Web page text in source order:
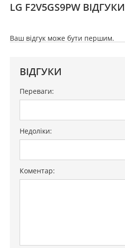
LG F2V5GS9PW ВІДГУКИ
Ваш відгук може бути першим.
ВІДГУКИ
Переваги:
Недоліки:
Коментар: